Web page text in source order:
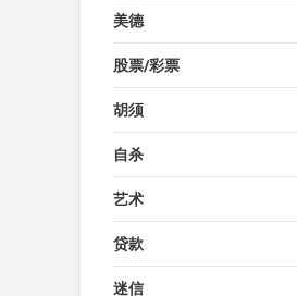
美德
股票/彩票
胡须
自杀
艺术
贷款
迷信